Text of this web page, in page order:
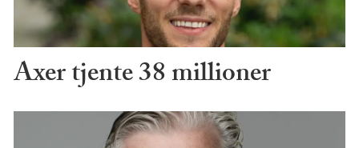
Axer tjente 38 millioner